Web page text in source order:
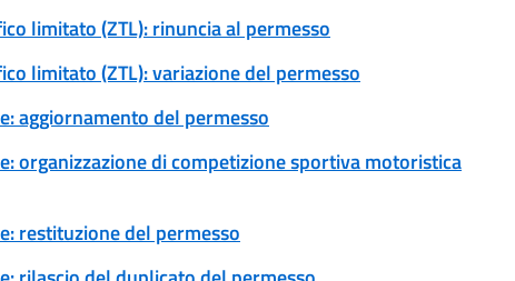
limitato (ZTL): rinuncia al permesso
limitato (ZTL): variazione del permesso
aggiornamento del permesso
organizzazione di competizione sportiva motoristica
restituzione del permesso